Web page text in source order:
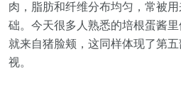
肉，脂肪和纤维分布均匀，常被
础。今天很多人熟悉的培根蛋酱
就来自猪脸颊，这同样体现了第五
视。